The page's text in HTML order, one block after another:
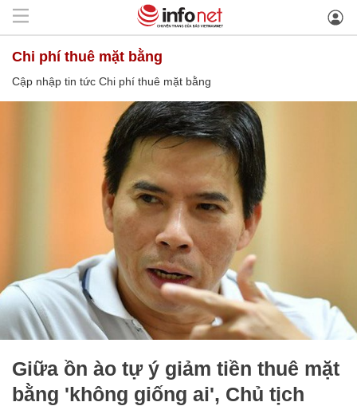
Chi phí thuê mặt bằng
Cập nhập tin tức Chi phí thuê mặt bằng
Giữa ồn ào tự ý giảm tiền thuê mặt
bằng 'không giống ai', Chủ tịch